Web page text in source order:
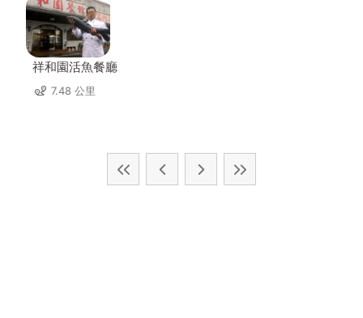
祥和園活魚餐廳
7.48 公里